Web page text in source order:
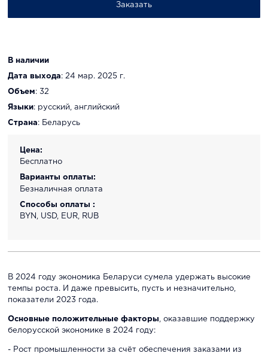
Заказать
В наличии
Дата выхода: 24 мар. 2025 г.
Объем: 32
Языки: русский, английский
Страна: Беларусь
Цена:
Бесплатно
Варианты оплаты:
Безналичная оплата
Способы оплаты :
BYN, USD, EUR, RUB
В 2024 году экономика Беларуси сумела удержать высокие
темпы роста. И даже превысить, пусть и незначительно,
показатели 2023 года.
Основные положительные факторы , оказавшие поддержку
белорусской экономике в 2024 году:
- Рост промышленности за счёт обеспечения заказами из